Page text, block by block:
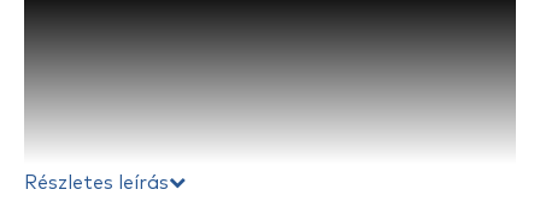
Részletes leírás